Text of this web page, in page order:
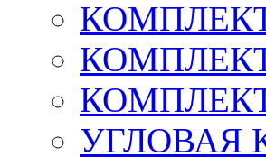
КОМПЛЕКТ
КОМПЛЕКТ
КОМПЛЕКТ
УГЛОВАЯ